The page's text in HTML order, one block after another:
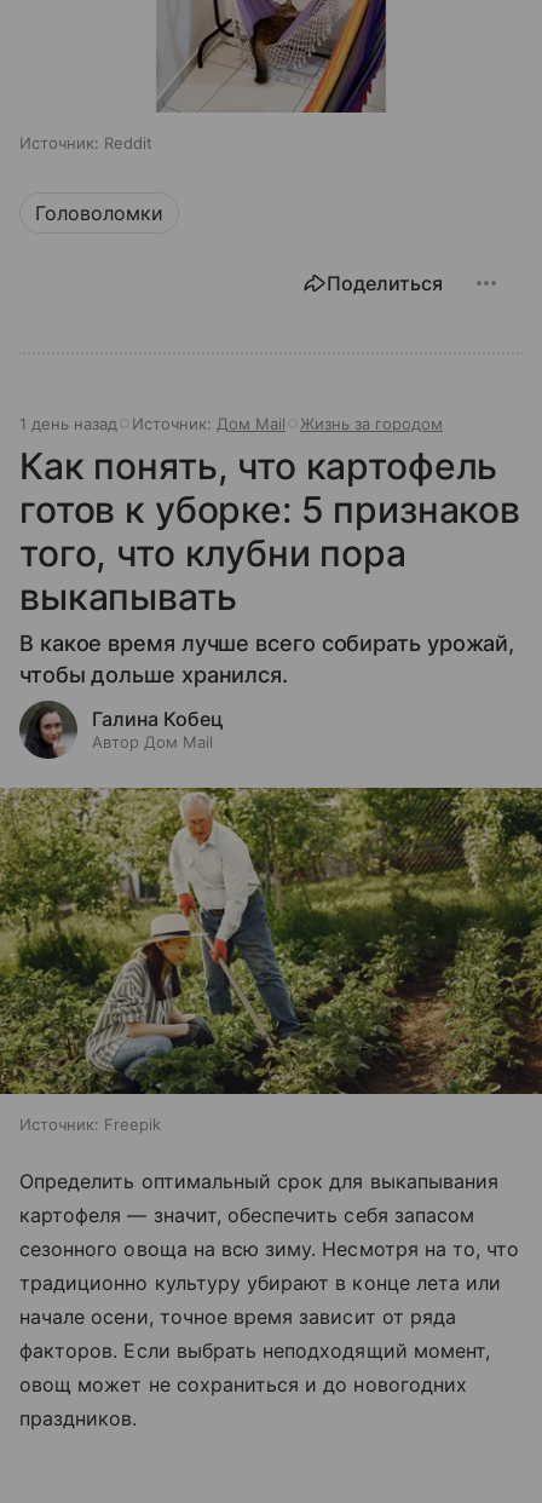
Источник: Reddit
Головоломки
Поделиться
1 день назад Источник: Дом Mail Жизнь за городом
Как понять, что картофель
готов к уборке: 5 признаков
того, что клубни пора
выкапывать
В какое время лучше всего собирать урожай,
чтобы дольше хранился.
Галина Кобец
Автор Дом Mail
Источник: Freepik
Определить оптимальный срок для выкапывания
картофеля — значит, обеспечить себя запасом
сезонного овоща на всю зиму. Несмотря на то, что
традиционно культуру убирают в конце лета или
начале осени, точное время зависит от ряда
факторов. Если выбрать неподходящий момент,
овощ может не сохраниться и до новогодних
праздников.